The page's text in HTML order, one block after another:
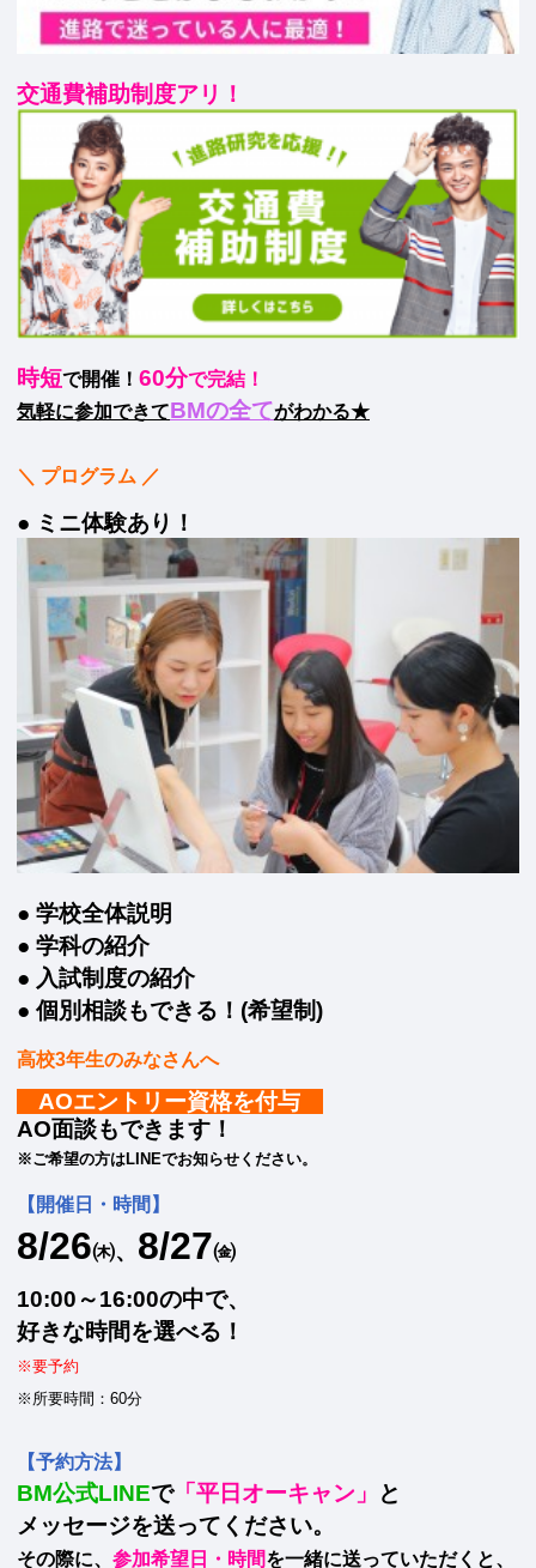
交通費補助制度アリ！
時短で開催！ 60分で完結！
気軽に参加できてBMの全てがわかる★
＼ プログラム ／
● ミニ体験あり！
● 学校全体説明
● 学科の紹介
● 入試制度の紹介
● 個別相談もできる！(希望制)
高校3年生のみなさんへ
AOエントリー資格を付与
AO面談もできます！
※ご希望の方はLINEでお知らせください。
【開催日・時間】
8/26㈭、 8/27㈮
10:00～16:00の中で、
好きな時間を選べる！
※要予約
※所要時間：60分
【予約方法】
BM公式LINEで「平日オーキャン」
と
メッセージを送ってください。
その際に、 参加希望日・時間を一緒に送っていただくと、